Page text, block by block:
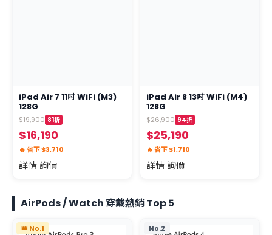
iPad Air 7 11吋 WiFi (M3)
128G
$19,900 81折
$16,190
🔥 省下 $3,710
詳情 詢價
iPad Air 8 13吋 WiFi (M4)
128G
$26,900 94折
$25,190
🔥 省下 $1,710
詳情 詢價
AirPods / Watch 穿戴熱銷 Top 5
👑 No.1 No.2